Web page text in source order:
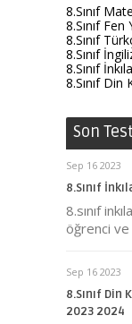
8.Sınıf
8.Sınıf Fen
8.Sınıf
8.Sınıf
8.Sınıf
8.Sınıf Din
Son
Sep 16 2023
8.Sınıf
8.sınıf
öğrenci
Sep 16 2023
8.Sınıf Din
2023 2024